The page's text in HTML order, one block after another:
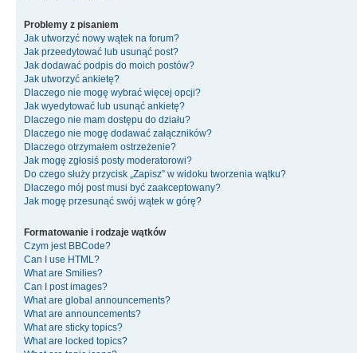
Problemy z pisaniem
Jak utworzyć nowy wątek na forum?
Jak przeedytować lub usunąć post?
Jak dodawać podpis do moich postów?
Jak utworzyć ankietę?
Dlaczego nie mogę wybrać więcej opcji?
Jak wyedytować lub usunąć ankietę?
Dlaczego nie mam dostępu do działu?
Dlaczego nie mogę dodawać załączników?
Dlaczego otrzymałem ostrzeżenie?
Jak mogę zgłosiś posty moderatorowi?
Do czego służy przycisk „Zapisz” w widoku tworzenia wątku?
Dlaczego mój post musi być zaakceptowany?
Jak mogę przesunąć swój wątek w górę?
Formatowanie i rodzaje wątków
Czym jest BBCode?
Can I use HTML?
What are Smilies?
Can I post images?
What are global announcements?
What are announcements?
What are sticky topics?
What are locked topics?